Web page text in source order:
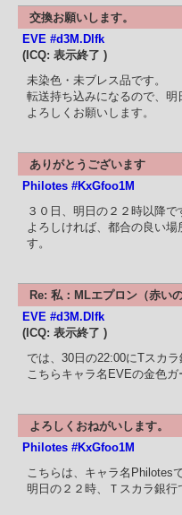
交換お願いします。
EVE #d3M.Dlfk
(ICQ: 表示終了 )
未染色・未ブレス品です。
転送持ち込みになるので、明
よろしくお願いします。
ありがとうございます
Philotes #KxGfoo1M
３０日、明日の２２時以降で
よろしければ、都合の良い
す。
Re: 私：MLエプロン（赤い
ーマーを交換してく
EVE #d3M.Dlfk
(ICQ: 表示終了 )
では、30日の22:00にTスカラ
こちらキャラ名EVEの金色ガ
よろしくおねがいします。
Philotes #KxGfoo1M
こちらは、キャラ名Philotesで
明日の２２時、Ｔスカラ銀行